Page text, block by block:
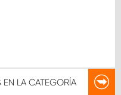
EN LA CATEGORÍA